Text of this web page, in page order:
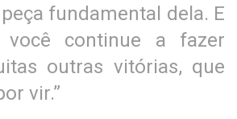
fundamental dela. E
você continue a fazer
outras vitórias, que
vir.”